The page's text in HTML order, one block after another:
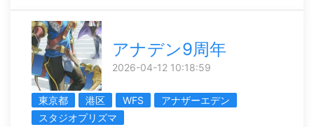
アナデン9周年
2026-04-12 10:18:59
東京都 港区 WFS
アナザーエデン
スタジオプリズマ